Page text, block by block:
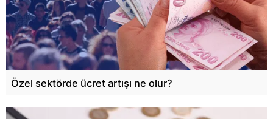
Özel sektörde ücret artışı ne olur?